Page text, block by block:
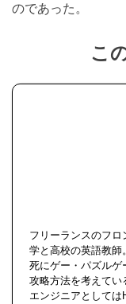
のであった。
こ
フリーランスのフ
学と高校の英語教師。
死にゲー・パズルゲ
攻略方法を考えてい
エンジニアとして